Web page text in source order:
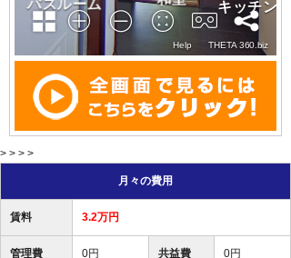
> > > >
月々の費用
賃料 3.2万円
管理費 0円 共益費 0円